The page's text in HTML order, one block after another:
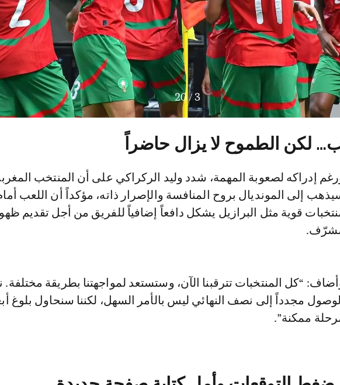
3
/
20
لكن الطموح لا يزال حاضراً
إدراكه لصعوبة المهمة، شدد وليد الركراكي على أن المنتخب
إلى المونديال بروح المنافسة والإصرار ذاته، مؤكداً أن اللعب
قوية مثل البرازيل يشكل دافعاً إضافياً للفريق من أجل تقديم
“كل المنتخبات تترقبنا الآن، وستستعد لمواجهتنا بطريقة مختلفة.
مجدداً إلى نصف النهائي ليس بالأمر السهل، لكننا سنحاول بلوغ
ممكنة”.